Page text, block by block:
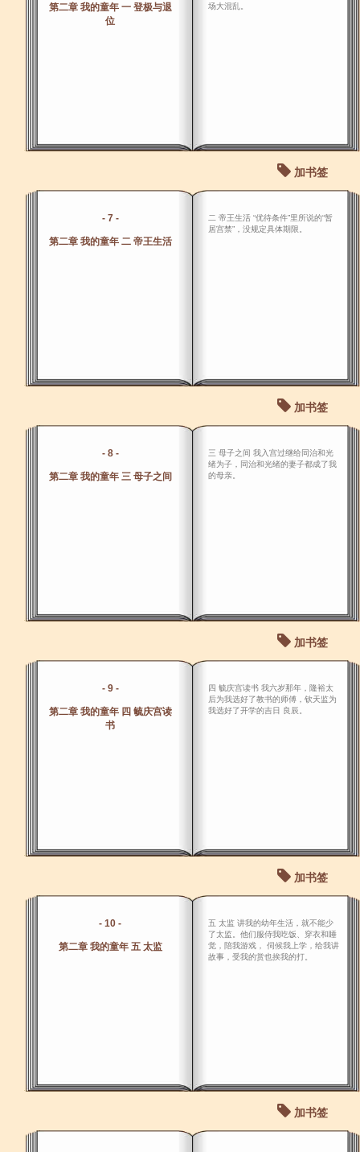
第二章 我的童年 一 登极与退
位
场大混乱。
加书签
- 7 -
第二章 我的童年 二 帝王生活
二 帝王生活 “优待条件”里所说的“暂
居宫禁”，没规定具体期限。
加书签
- 8 -
第二章 我的童年 三 母子之间
三 母子之间 我入宫过继给同治和光
绪为子，同治和光绪的妻子都成了我
的母亲。
加书签
- 9 -
第二章 我的童年 四 毓庆宫读
书
四 毓庆宫读书 我六岁那年，隆裕太
后为我选好了教书的师傅，钦天监为
我选好了开学的吉日 良辰。
加书签
- 10 -
第二章 我的童年 五 太监
五 太监 讲我的幼年生活，就不能少
了太监。他们服侍我吃饭、穿衣和睡
觉，陪我游戏， 伺候我上学，给我讲
故事，受我的赏也挨我的打。
加书签